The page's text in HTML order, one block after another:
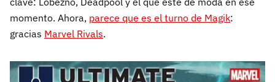
momento. Ahora, parece que es el turno de Magik:
gracias Marvel Rivals.